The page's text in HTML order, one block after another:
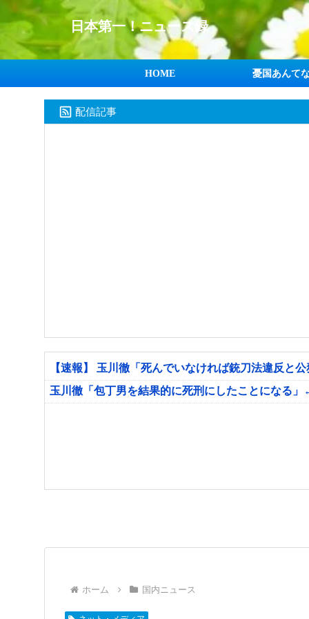
日本第一！ニュース録
HOME 憂国あんて
配信記事
【速報】 玉川徹「死んでいなければ銃刀法違反と
玉川徹「包丁男を結果的に死刑にしたことになる
ホーム 国内ニュース